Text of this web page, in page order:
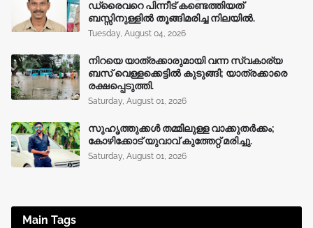
ഡ്രൈവറെ പിന്നീട് കണ്ടെത്തിയത്
ബസ്സിനുള്ളില്‍ തൂങ്ങിമരിച്ച നിലയിൽ.
Tuesday, August 04, 2026
നിറയെ യാത്രക്കാരുമായി വന്ന സ്വകാര്യ
ബസ് വെള്ളക്കെട്ടിൽ കുടുങ്ങി; യാത്രക്കാരെ
രക്ഷപ്പെടുത്തി.
Saturday, August 01, 2026
സുഹൃത്തുക്കൾ തമ്മിലുള്ള വാക്കുതർക്കം;
കോഴിക്കോട് യുവാവ് കുത്തേറ്റ് മരിച്ചു.
Saturday, August 01, 2026
Main Tags